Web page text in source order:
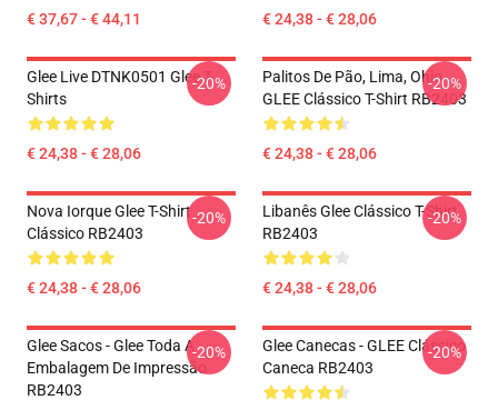
€ 37,67 - € 44,11 € 24,38 - € 28,06
Glee Live DTNK0501 Glee T-
Shirts
€ 24,38 - € 28,06
-20%
Palitos De Pão, Lima, Ohio,
GLEE Clássico T-Shirt RB2403
€ 24,38 - € 28,06
-20%
Nova Iorque Glee T-Shirt
Clássico RB2403
€ 24,38 - € 28,06
-20%
Libanês Glee Clássico T-Shirt
RB2403
€ 24,38 - € 28,06
-20%
Glee Sacos - Glee Toda A
Embalagem De Impressão
RB2403
-20%
Glee Canecas - GLEE Clássico
Caneca RB2403
-20%